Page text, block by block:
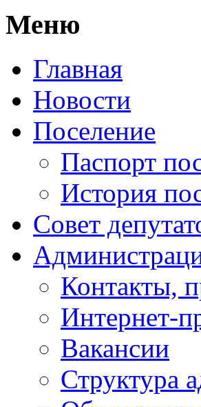
Меню
Главная
Новости
Поселение
Паспорт
История
Совет
Контакты,
Интернет-
Вакансии
Структура